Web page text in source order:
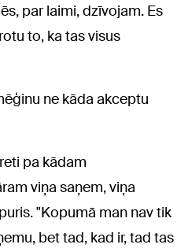
par laimi, dzīvojam. Es
to, ka tas visus
ne kāda akceptu
pa kādam
viņa saņem, viņa
"Kopumā man nav tik
bet tad, kad ir, tad tas